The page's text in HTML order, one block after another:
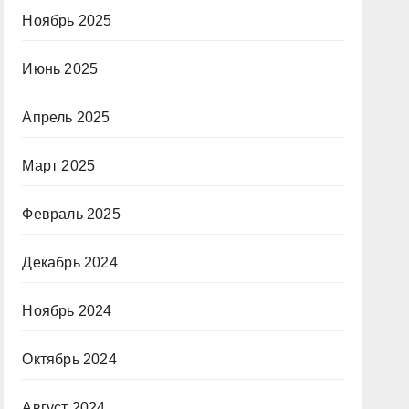
Ноябрь 2025
Июнь 2025
Апрель 2025
Март 2025
Февраль 2025
Декабрь 2024
Ноябрь 2024
Октябрь 2024